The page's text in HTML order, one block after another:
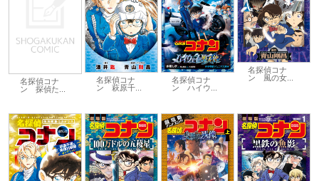
名探偵コナ
ン 探偵た...
名探偵コナ
ン 萩原千...
名探偵コナ
ン ハイウ...
名探偵コナ
ン 風の女...